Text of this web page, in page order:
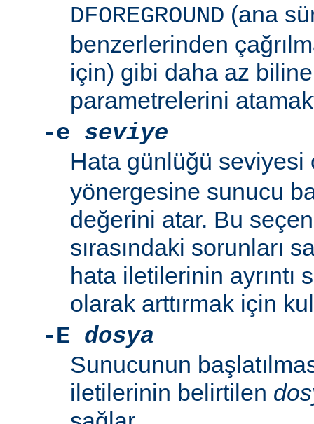
DFOREGROUND (ana
benzerlerinden
için) gibi daha az
parametrelerini
-e seviye
Hata günlüğü
yönergesine sunucu
değerini atar. Bu
sırasındaki sorunları
hata iletilerinin ayrıntı
olarak arttırmak için
-E dosya
Sunucunun
iletilerinin belirtilen